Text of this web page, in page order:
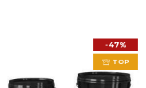
-47%
TOP